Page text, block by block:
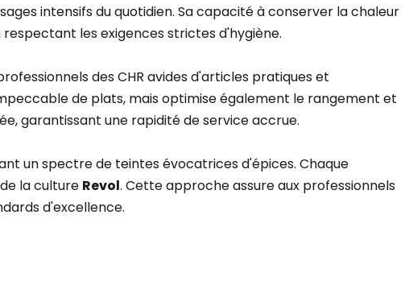
intensifs du quotidien. Sa capacité à conserver la chaleur
les exigences strictes d'hygiène.
des CHR avides d'articles pratiques et
de plats, mais optimise également le rangement et
garantissant une rapidité de service accrue.
un spectre de teintes évocatrices d'épices. Chaque
la culture Revol. Cette approche assure aux professionnels
d'excellence.